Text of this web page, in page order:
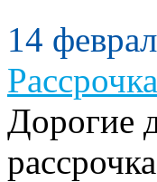
14
Дорогие